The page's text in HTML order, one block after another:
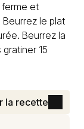
et
Beurrez le plat
Beurrez la
15
la recette